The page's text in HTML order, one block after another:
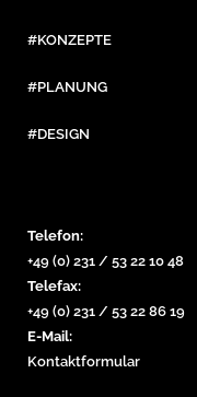
#KONZEPTE
#PLANUNG
#DESIGN
Telefon:
+49 (0) 231 / 53 22 10 48
Telefax:
+49 (0) 231 / 53 22 86 19
E-Mail:
Kontaktformular